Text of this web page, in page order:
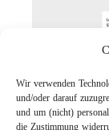
Wir verwenden
und/oder darauf
und um (nicht)
die Zustimmung